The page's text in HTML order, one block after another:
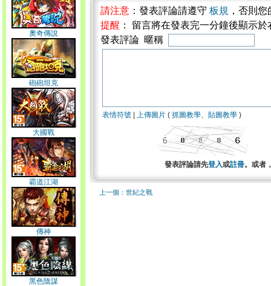
奧奇傳說
砲砲坦克
大國戰
霸道江湖
傳神
黑色陰謀
請注意 ：發表評論請遵守 板規 ，否則
提醒 ： 留言將在發表完一分鐘後顯示
發表評論 暱稱
表情符號 上傳圖片 ( 抓圖教學、 貼圖教學 )
發表評論請先登入或註冊。或者
上一個：世紀之戰